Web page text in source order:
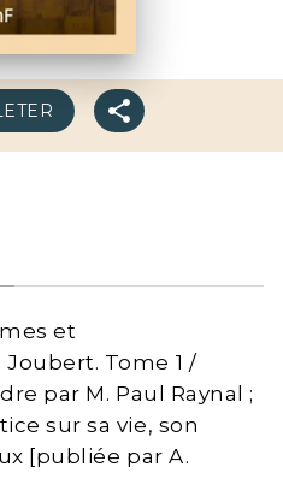
et
Tome 1 /
par M. Paul Raynal ;
sur sa vie, son
[publiée par A.